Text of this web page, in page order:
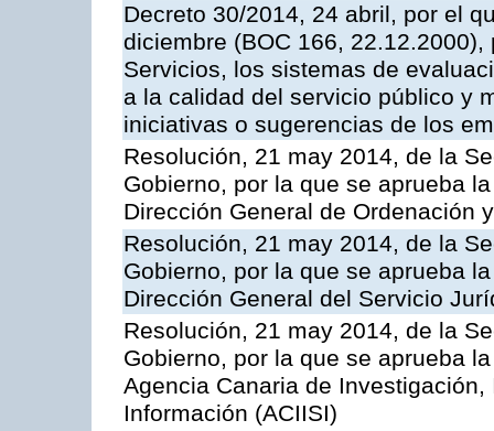
Decreto 30/2014, 24 abril, por el
diciembre (BOC 166,
Servicios, los sistemas de
a la calidad del servicio público y
iniciativas o sugerencias de los
Resolución, 21 may 2014, de la
Gobierno, por la que se aprueba
Dirección General de Ordenación
Resolución, 21 may 2014, de la
Gobierno, por la que se aprueba
Dirección General del Servicio
Resolución, 21 may 2014, de la
Gobierno, por la que se aprueba
Agencia Canaria de
Información (ACIISI)